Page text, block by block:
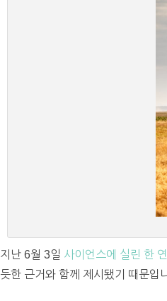
지난 6월 3일 사이언스에 실린 한
듯한 근거와 함께 제시됐기 때문입